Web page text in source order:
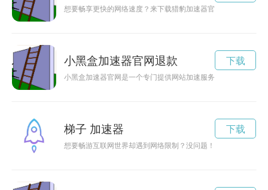
想要畅享更快的网络速度？来下载猎豹加速器官网，让你的网络
小黑盒加速器官网退款
小黑盒加速器官网是一个专门提供网站加速服务的平台，能够
下载
梯子 加速器
想要畅游互联网世界却遇到网络限制？没问题！梯子加速器
下载